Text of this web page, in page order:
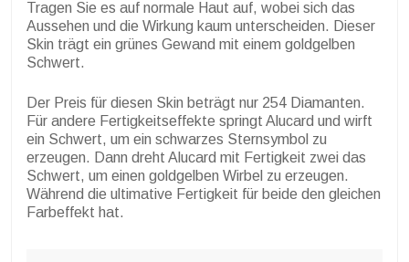
Tragen Sie es auf normale Haut auf, wobei sich das
Aussehen und die Wirkung kaum unterscheiden. Dieser
Skin trägt ein grünes Gewand mit einem goldgelben
Schwert.
Der Preis für diesen Skin beträgt nur 254 Diamanten.
Für andere Fertigkeitseffekte springt Alucard und wirft
ein Schwert, um ein schwarzes Sternsymbol zu
erzeugen. Dann dreht Alucard mit Fertigkeit zwei das
Schwert, um einen goldgelben Wirbel zu erzeugen.
Während die ultimative Fertigkeit für beide den gleichen
Farbeffekt hat.